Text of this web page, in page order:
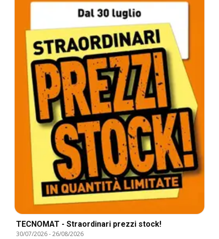
TECNOMAT - Straordinari prezzi stock!
30/07/2026-26/08/2026